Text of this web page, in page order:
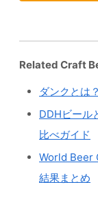
Related Craft
ダンクとは
DDHビール
比べガイド
World Beer
結果まとめ